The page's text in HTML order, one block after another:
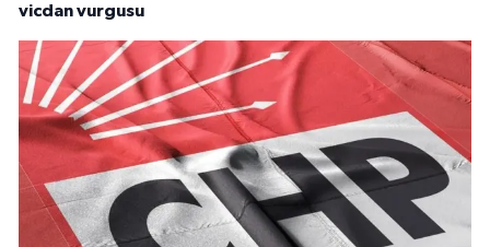
vicdan vurgusu